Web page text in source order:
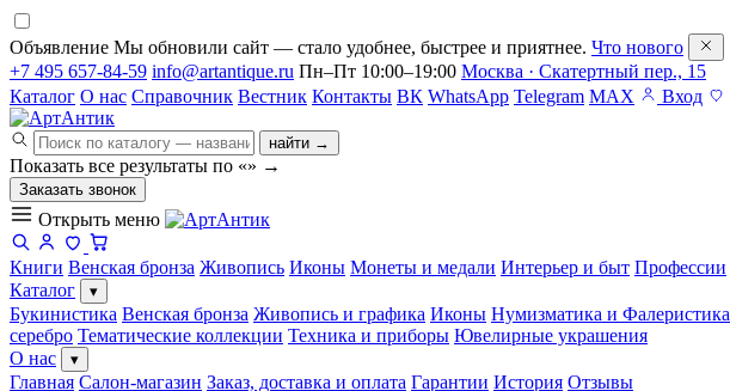
Объявление Мы обновили сайт — стало удобнее, быстрее и приятнее. Что нового
+7 495 657-84-59 info@artantique.ru Пн–Пт 10:00–19:00 Москва · Скатертный пер., 15
Каталог О нас Справочник Вестник Контакты ВК WhatsApp Telegram MAX Вход
найти →
Показать все результаты по «» →
Заказать звонок
Открыть меню
Книги Венская бронза Живопись Иконы Монеты и медали Интерьер и быт Профессии
Каталог
▾
Букинистика Венская бронза Живопись и графика Иконы Нумизматика и Фалеристика
серебро Тематические коллекции Техника и приборы Ювелирные украшения
О нас
▾
Главная Салон-магазин Заказ, доставка и оплата Гарантии История Отзывы